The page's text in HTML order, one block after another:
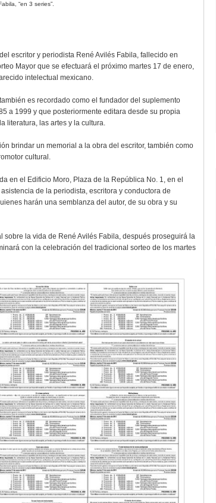
“en 3 series”.
escritor y periodista René Avilés Fabila, fallecido en
Mayor que se efectuará el próximo martes 17 de enero,
intelectual mexicano.
es recordado como el fundador del suplemento
a 1999 y que posteriormente editara desde su propia
literatura, las artes y la cultura.
brindar un memorial a la obra del escritor, también como
cultural.
en el Edificio Moro, Plaza de la República No. 1, en el
de la periodista, escritora y conductora de
harán una semblanza del autor, de su obra y su
la vida de René Avilés Fabila, después proseguirá la
con la celebración del tradicional sorteo de los martes